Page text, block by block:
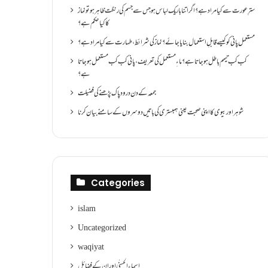
سترِ عورت سے کیا مراد ہے؟اگر اتنا باریک لباس ہو جس سے جسم کی رنگت ظاہر ہو تو نماز
کا کیا حکم ہے؟
مستعمل پانی کو کیسے قابلِ استعمال بنایا جائے؟ نماز کی شرائط ،طہارت سے کیا مراد ہے؟
کب کب تیمم باطل ہو جاتا ہے؟ ماءِ مستعمل کی تعریف ،پانی کب کب مستعمل ہو جاتا
ہے؟
جمعہ کے دن درود پاک پڑھنے کی فضیلت
شوہر اور بیوی کا اپنی صحبت یعنی ہمبستری کی باتیں دوسروں کے سامنے بیان کرنا
Categories
islam
Uncategorized
waqiyat